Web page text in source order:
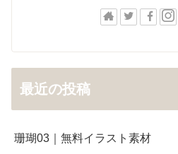
最近の投稿
珊瑚03｜無料イラスト素材